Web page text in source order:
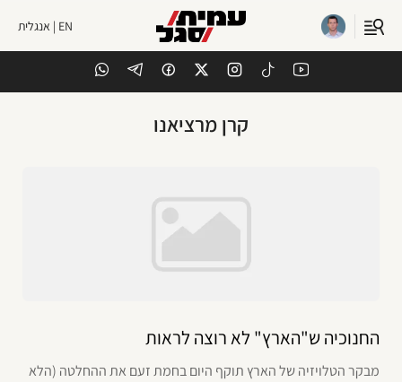
EN | אנגלית
קרן מרציאנו
החנוכיה ש"הארץ" לא רוצה לראות
מבקר הטלויזיה של הארץ תוקף היום בחמת זעם את ההחלטה (הלא